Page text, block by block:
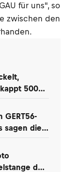
für uns", so
zwischen den
500
sagen die
der